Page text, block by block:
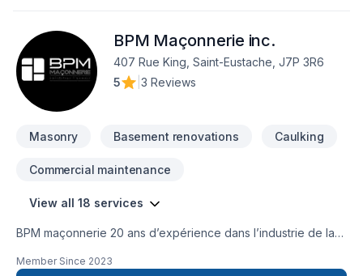
BPM Maçonnerie inc.
407 Rue King, Saint-Eustache, J7P 3R6
5
3 Reviews
Masonry Basement renovations Caulking
Commercial maintenance
View all 18 services
BPM maçonnerie 20 ans d’expérience dans l’industrie de la
besoins en matière de maçonnerie ,que ce soit un projet de
Member Since 2023